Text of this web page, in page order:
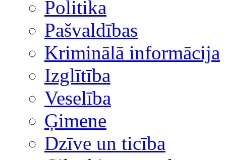
Politika
Pašvaldības
Kriminālā informācija
Izglītība
Veselība
Ģimene
Dzīve un ticība